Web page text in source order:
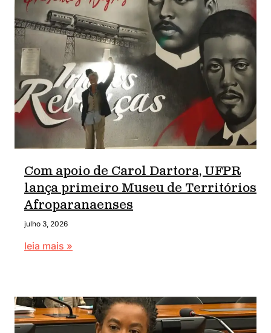
Com apoio de Carol Dartora, UFPR
lança primeiro Museu de Territórios
Afroparanaenses
julho 3, 2026
leia mais »